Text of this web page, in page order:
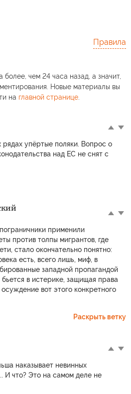
Правила
более, чем 24 часа назад, а значит,
Новые материалы вы
на главной странице.
упёртые поляки. Вопрос о
над ЕС не снят с
применили
против толпы мигрантов, где
стало окончательно понятно:
есть, всего лишь, миф, в
западной пропагандой
в истерике, защищая права
вот этого конкретного
Раскрыть ветку
наказывает невинных
И что? Это на самом деле не